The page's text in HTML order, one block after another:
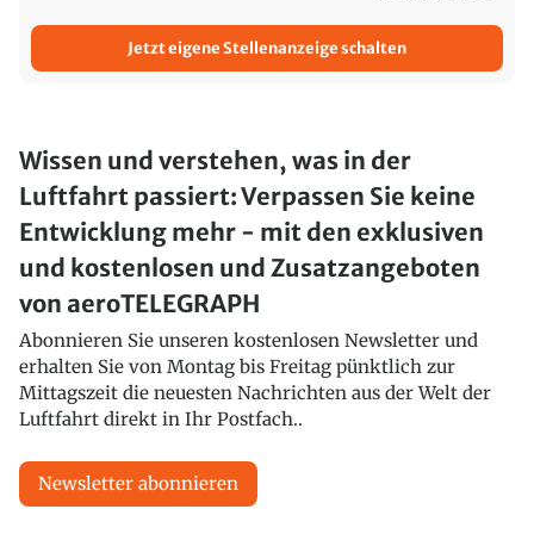
Jetzt eigene Stellenanzeige schalten
Wissen und verstehen, was in der
Luftfahrt passiert: Verpassen Sie keine
Entwicklung mehr - mit den exklusiven
und kostenlosen und Zusatzangeboten
von aeroTELEGRAPH
Abonnieren Sie unseren kostenlosen Newsletter und
erhalten Sie von Montag bis Freitag pünktlich zur
Mittagszeit die neuesten Nachrichten aus der Welt der
Luftfahrt direkt in Ihr Postfach..
Newsletter abonnieren